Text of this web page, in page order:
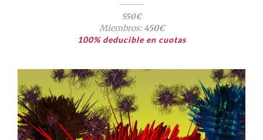
550€
Miembros:450€
100% deducible en cuotas